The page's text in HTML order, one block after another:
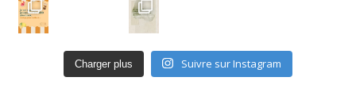
Charger plus Suivre sur Instagram